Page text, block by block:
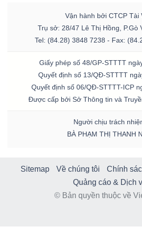
Vận hành bởi CTCP Tài
Trụ sở: 28/47 Lê Thị Hồng, P.Gò
Tel: (84.28) 3848 7238 - Fax:
Giấy phép số 48/GP-STTTT
Quyết định số 13/QĐ-STTTT
Quyết định số 06/QĐ-STTTT-ICP
Được cấp bởi Sở Thông tin và
Người chịu trách
BÀ PHẠM THỊ THANH
Sitemap Về chúng tôi
Chính
Quảng cáo & Dịch
© Bản quyền thuộc về